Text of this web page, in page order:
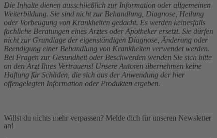
Die Inhalte dienen ausschließlich zur Information oder allgemeinen
Weiterbildung. Sie sind nicht zur Behandlung, Diagnose, Heilung
oder Vorbeugung von Krankheiten gedacht. Es werden keinesfalls
fachliche Beratungen eines Arztes oder Apotheker ersetzt. Sie dürfen
nicht zur Grundlage der eigenständigen Diagnose, Änderung oder
Beendigung einer Behandlung von Krankheiten verwendet werden.
Bei Fragen zur Gesundheit oder Beschwerden wenden Sie sich bitte
an den Arzt Ihres Vertrauens! Unsere Autoren übernehmen keine
Haftung für Schäden, die sich aus der Anwendung der hier
offengelegten Information oder Produkten ergeben.
Willst du nichts mehr verpassen? Melde dich für unseren Newsletter
an!